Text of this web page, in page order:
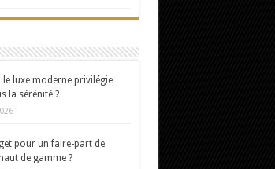
le luxe moderne privilégie
la sérénité ?
pour un faire-part de
de gamme ?